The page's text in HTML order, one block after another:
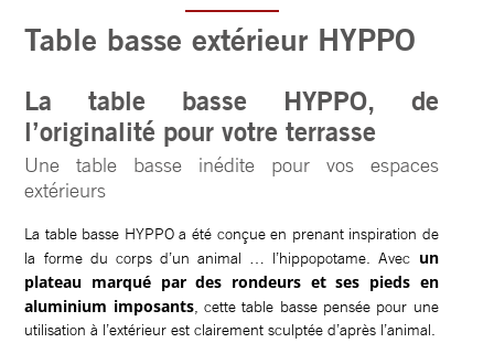
Table basse extérieur HYPPO
La table basse HYPPO, de
l’originalité pour votre terrasse
Une table basse inédite pour vos espaces
extérieurs
La table basse HYPPO a été conçue en prenant inspiration de
la forme du corps d’un animal … l’hippopotame. Avec un
plateau marqué par des rondeurs et ses pieds en
aluminium imposants, cette table basse pensée pour une
utilisation à l’extérieur est clairement sculptée d’après l’animal.